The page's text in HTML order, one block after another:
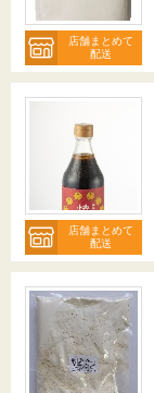
店舗まとめて
配送
店舗まとめて
配送